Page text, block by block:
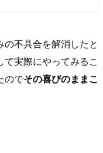
不具合を解消したと
実際にやってみるこ
のでその喜びのままこ